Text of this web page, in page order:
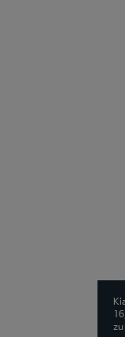
zu